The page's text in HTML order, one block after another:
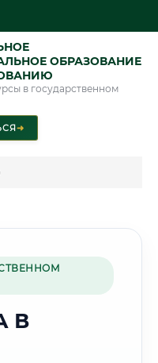
ОБРАЗОВАНИЕ
в государственном
➜
В